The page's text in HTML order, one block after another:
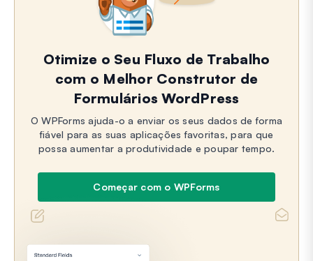
Otimize o Seu Fluxo de Trabalho
com o Melhor Construtor de
Formulários WordPress
O WPForms ajuda-o a enviar os seus dados de forma
fiável para as suas aplicações favoritas, para que
possa aumentar a produtividade e poupar tempo.
Começar com o WPForms